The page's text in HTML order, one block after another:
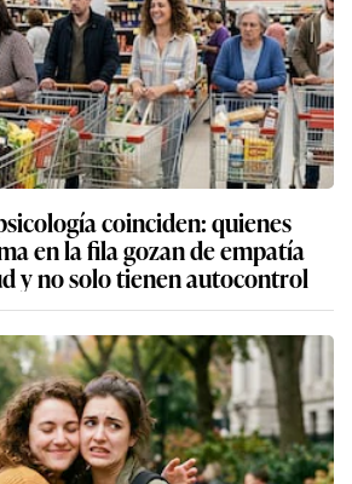
coinciden: quienes
en la fila gozan de empatía
y no solo tienen autocontrol